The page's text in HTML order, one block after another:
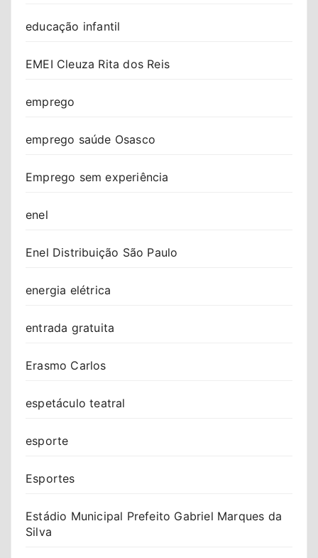
educação infantil
EMEI Cleuza Rita dos Reis
emprego
emprego saúde Osasco
Emprego sem experiência
enel
Enel Distribuição São Paulo
energia elétrica
entrada gratuita
Erasmo Carlos
espetáculo teatral
esporte
Esportes
Estádio Municipal Prefeito Gabriel Marques da
Silva